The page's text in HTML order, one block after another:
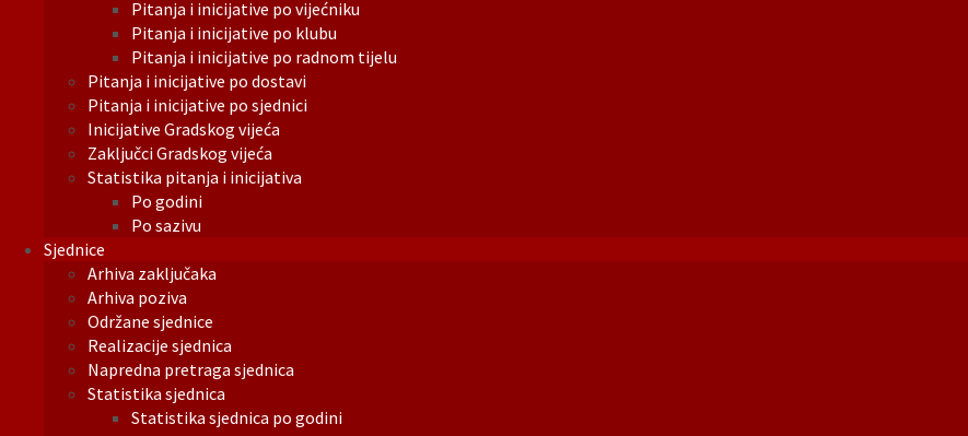
Pitanja i inicijative po vijećniku
Pitanja i inicijative po klubu
Pitanja i inicijative po radnom tijelu
Pitanja i inicijative po dostavi
Pitanja i inicijative po sjednici
Inicijative Gradskog vijeća
Zaključci Gradskog vijeća
Statistika pitanja i inicijativa
Po godini
Po sazivu
Sjednice
Arhiva zaključaka
Arhiva poziva
Održane sjednice
Realizacije sjednica
Napredna pretraga sjednica
Statistika sjednica
Statistika sjednica po godini